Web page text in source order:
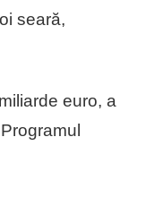
seară,
euro, a